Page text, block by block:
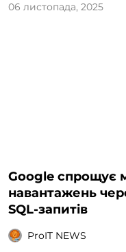
06 листопада, 2025
Google спрощує
навантажень
SQL-запитів
ProIT NEWS